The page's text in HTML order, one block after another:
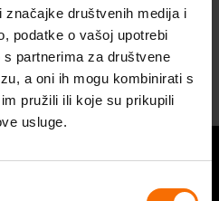
društvenih medija i
podatke o vašoj upotrebi
partnerima za društvene
a oni ih mogu kombinirati s
pružili ili koje su prikupili
usluge.
roditeljstva
optimizam
i izolirati se od rizika
za tijek svog
narušava vašu
razmišljate izuloge
se događa izvan